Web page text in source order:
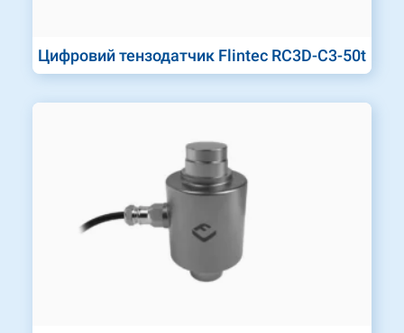
Цифровий тензодатчик Flintec RC3D-C3-50t